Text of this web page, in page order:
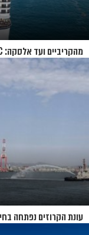
מהקריביים ועד אלסקה: MSC מציעה הפלגות החל מ-673 דולר
עונת הקרוזים נפתחה